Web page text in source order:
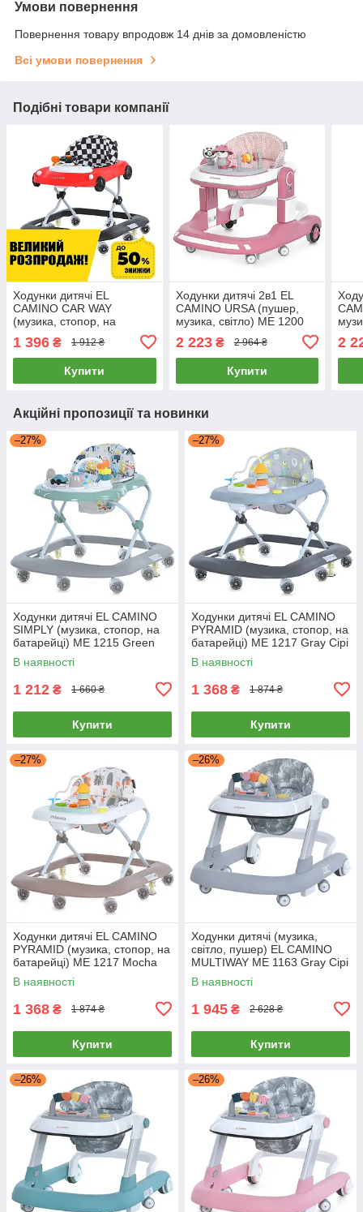
Умови повернення
Повернення товару впродовж 14 днів за домовленістю
Всі умови повернення
Подібні товари компанії
Ходунки дитячі EL
CAMINO CAR WAY
(музика, стопор, на
батарейці) ME 1216 Red-
Black Червоно-чорні
1 396 ₴ 1 912 ₴
Купити
Ходунки дитячі 2в1 EL
CAMINO URSA (пушер,
музика, світло) ME 1200
2 223₴ 2 964 ₴
Купити
2
Акційні пропозиції та новинки
–27%
Ходунки дитячі EL CAMINO
SIMPLY (музика, стопор, на
батарейці) ME 1215 Green
Зелені
В наявності
1 212 ₴ 1 660 ₴
Купити
–27%
Ходунки дитячі EL CAMINO
PYRAMID (музика, стопор, на
батарейці) ME 1217 Gray Сірі
В наявності
1 368 ₴ 1 874 ₴
Купити
–27%
Ходунки дитячі EL CAMINO
PYRAMID (музика, стопор, на
батарейці) ME 1217 Mocha
Бежеві
В наявності
1 368 ₴ 1 874 ₴
Купити
–26%
Ходунки дитячі (музика,
світло, пушер) EL CAMINO
MULTIWAY ME 1163 Gray Сірі
В наявності
1 945 ₴ 2 628 ₴
Купити
–26% –26%